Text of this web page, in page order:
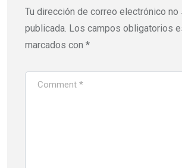
Tu dirección de correo electrónico no
publicada. Los campos obligatorios
marcados con *